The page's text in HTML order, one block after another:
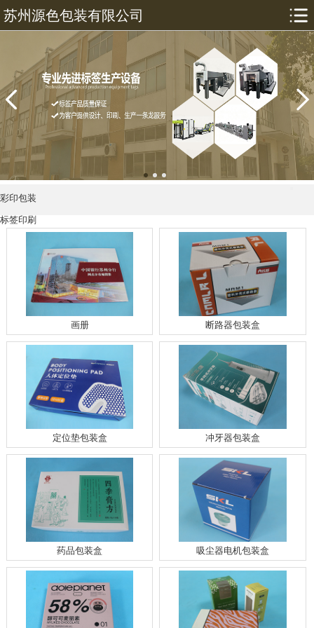
苏州源色包装有限公司
彩印包装
标签印刷
画册 断路器包装盒
定位垫包装盒 冲牙器包装盒
药品包装盒 吸尘器电机包装盒